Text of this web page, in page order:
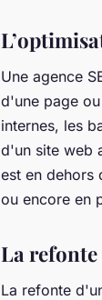
Une agence
d'une page
internes, les
d'un site web
est en dehors
ou encore en
La refonte
La refonte